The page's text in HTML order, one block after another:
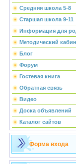
Средняя школа 5-8
Старшая школа 9-11
Информация для
Методический
Блог
Форум
Гостевая книга
Обратная связь
Видео
Доска объявлений
Каталог сайтов
Форма входа